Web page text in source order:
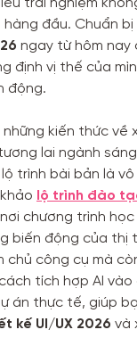
trải nghiệm
đầu. Chuẩn bị
ngay từ hôm nay
định vị thế của
động.
kiến thức về
lai ngành
trình bài bản là
lộ trình đào
chương trình
biến động của thị
chủ công cụ mà
tích hợp AI vào
án thực tế, giúp
kế UI/UX 2026 và